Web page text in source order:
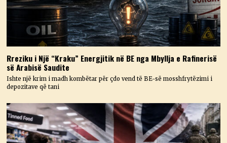
Rreziku i Një “Kraku” Energjitik në BE nga Mbyllja e Rafinerisë
së Arabisë Saudite
Ishte një krim i madh kombëtar për çdo vend të BE-së mosshfrytëzimi i
depozitave që tani